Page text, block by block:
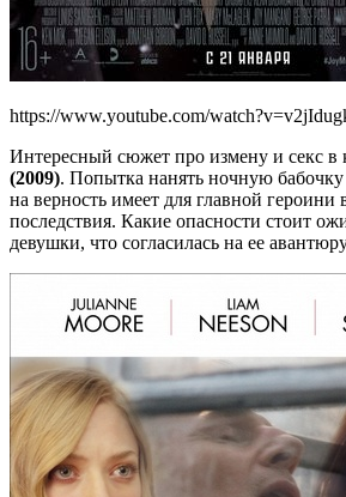
https://www.youtube.com/
Интересный сюжет про измену и секс в
(2009). Попытка нанять ночную
на верность имеет для главной
последствия. Какие опасности стоит
девушки, что согласилась на ее